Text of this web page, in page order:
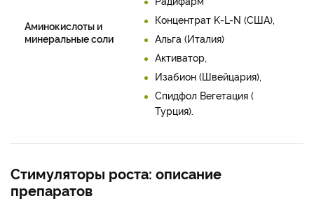
Аминокислоты и
минеральные соли
Концентрат K-L-N (США),
Альга (Италия)
Активатор,
Изабион (Швейцария),
Спидфол Вегетация (
Турция).
Стимуляторы роста: описание
препаратов